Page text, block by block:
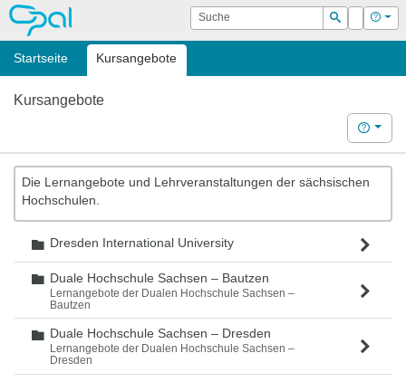
OPAL Suche
Suchen
Login Hilfe
Startseite Kursangebote
Kursangebote
Hilfe
Die Lernangebote und Lehrveranstaltungen der sächsischen
Hochschulen.
Ordner
Dresden International University
Ordner
Duale Hochschule Sachsen – Bautzen
Lernangebote der Dualen Hochschule Sachsen –
Bautzen
Ordner
Duale Hochschule Sachsen – Dresden
Lernangebote der Dualen Hochschule Sachsen –
Dresden